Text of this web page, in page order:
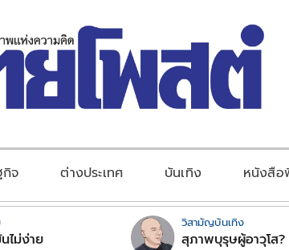
กิจ ต่างประเทศ บันเทิง หนังสื
ไม่ง่าย
วิสามัญบันเทิง
สุภาพบุรุษผู้อาวุโส?